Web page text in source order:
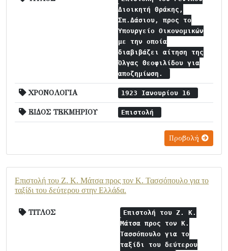
Διοικητή Θράκης,
Σπ.Δάσιου, προς το
Υπουργείο Οικονομικών
με την οποία
διαβιβάζει αίτηση της
Όλγας Θεοφιλίδου για
αποζημίωση.
ΧΡΟΝΟΛΟΓΙΑ 1923 Ιανουρίου 16
ΕΙΔΟΣ ΤΕΚΜΗΡΙΟΥ Επιστολή
Προβολή
Επιστολή του Ζ. Κ. Μάτσα προς τον Κ. Τασσόπουλο για το
ταξίδι του δεύτερου στην Ελλάδα.
ΤΙΤΛΟΣ
Επιστολή του Ζ. Κ.
Μάτσα προς τον Κ.
Τασσόπουλο για το
ταξίδι του δεύτερου